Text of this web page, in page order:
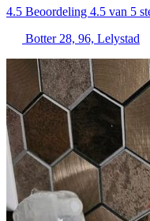
4.5 Beoordeling 4.5 van 5
Botter 28, 96, Lelystad